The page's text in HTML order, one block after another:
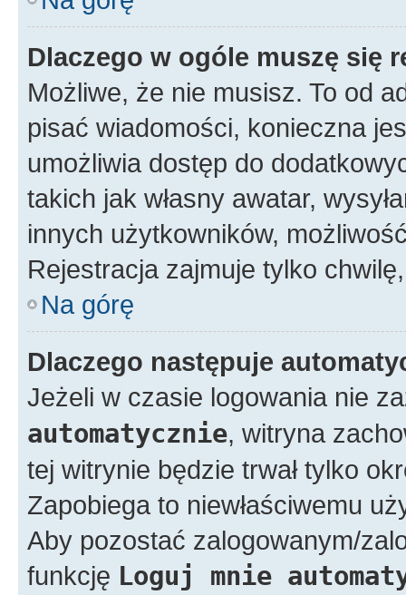
Dlaczego w ogóle muszę się
Możliwe, że nie musisz. To od
pisać wiadomości, konieczna
umożliwia dostęp do
takich jak własny awatar,
innych użytkowników,
Rejestracja zajmuje tylko
Na górę
Dlaczego następuje
Jeżeli w czasie logowania nie
automatycznie, witryna
tej witrynie będzie trwał tylko
Zapobiega to niewłaściwemu
Aby pozostać zalogowanym/
funkcję Loguj mnie